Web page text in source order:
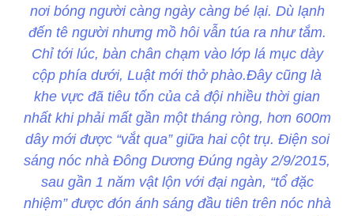
nơi bóng người càng ngày càng bé lại. Dù lạnh
đến tê người nhưng mồ hôi vẫn túa ra như tắm.
Chỉ tới lúc, bàn chân chạm vào lớp lá mục dày
cộp phía dưới, Luật mới thở phào.Đây cũng là
khe vực đã tiêu tốn của cả đội nhiều thời gian
nhất khi phải mất gần một tháng ròng, hơn 600m
dây mới được “vắt qua” giữa hai cột trụ. Điện soi
sáng nóc nhà Đông Dương Đúng ngày 2/9/2015,
sau gần 1 năm vật lộn với đại ngàn, “tổ đặc
nhiệm” được đón ánh sáng đầu tiên trên nóc nhà